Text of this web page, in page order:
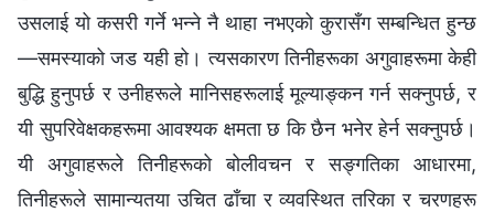
उसलाई यो कसरी गर्ने भन्‍ने नै थाहा नभएको कुरासँग सम्बन्धित हुन्छ
—समस्याको जड यही हो। त्यसकारण तिनीहरूका अगुवाहरूमा केही
बुद्धि हुनुपर्छ र उनीहरूले मानिसहरूलाई मूल्याङ्कन गर्न सक्‍नुपर्छ, र
यी सुपरिवेक्षकहरूमा आवश्यक क्षमता छ कि छैन भनेर हेर्न सक्‍नुपर्छ।
यी अगुवाहरूले तिनीहरूको बोलीवचन र सङ्गतिका आधारमा,
तिनीहरूले सामान्यतया उचित ढाँचा र व्यवस्थित तरिका र चरणहरू